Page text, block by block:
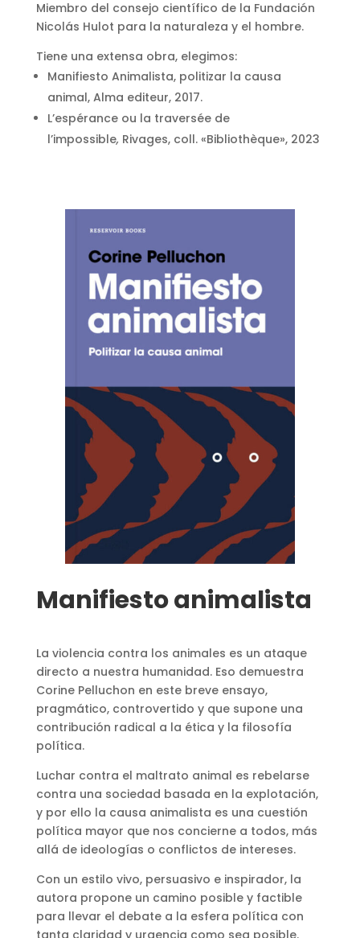
Miembro del consejo científico de la Fundación
Nicolás Hulot para la naturaleza y el hombre.
Tiene una extensa obra, elegimos:
Manifiesto Animalista, politizar la causa
animal, Alma editeur, 2017.
L’espérance ou la traversée de
l’impossible, Rivages, coll. «Bibliothèque», 2023
Manifiesto animalista
La violencia contra los animales es un ataque
directo a nuestra humanidad. Eso demuestra
Corine Pelluchon en este breve ensayo,
pragmático, controvertido y que supone una
contribución radical a la ética y la filosofía
política.
Luchar contra el maltrato animal es rebelarse
contra una sociedad basada en la explotación,
y por ello la causa animalista es una cuestión
política mayor que nos concierne a todos, más
allá de ideologías o conflictos de intereses.
Con un estilo vivo, persuasivo e inspirador, la
autora propone un camino posible y factible
para llevar el debate a la esfera política con